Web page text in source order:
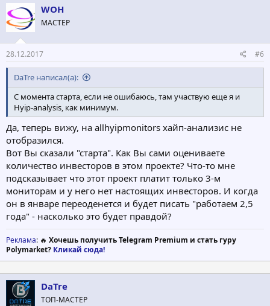
WOH
МАСТЕР
28.12.2017 #6
DaTre написал(а):
С момента старта, если не ошибаюсь, там участвую еще я и
Hyip-analysis, как минимум.
Да, теперь вижу, на allhyipmonitors хайп-анализис не
отобразился.
Вот Вы сказали "старта". Как Вы сами оцениваете
количество инвесторов в этом проекте? Что-то мне
подсказывает что этот проект платит только 3-м
мониторам и у него нет настоящих инвесторов. И когда
он в январе переоденется и будет писать "работаем 2,5
года" - насколько это будет правдой?
Реклама: 🔥 Хочешь получить Telegram Premium и стать гуру
Polymarket? Кликай сюда!
DaTre
ТОП-МАСТЕР